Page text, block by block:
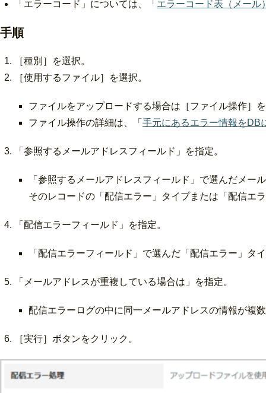
「エラーコード」については、「 エラーコード表（メール
手順
［種別］を選択。
［使用するファイル］を選択。
ファイルをアップロードする場合は［ファイル操作］
ファイル操作の詳細は、「 手元にあるエラー情報をDB
「参照するメールアドレスフィールド」を指定。
「参照するメールアドレスフィールド」で選んだメ
そのレコードの「配信エラー」タイプまたは「配信エ
「配信エラーフィールド」を指定。
「配信エラーフィールド」で選んだ「配信エラー」
「メールアドレスが重複している場合は」を指定。
配信エラーログの中に同一メールアドレスの情報が複
［実行］ボタンをクリック。